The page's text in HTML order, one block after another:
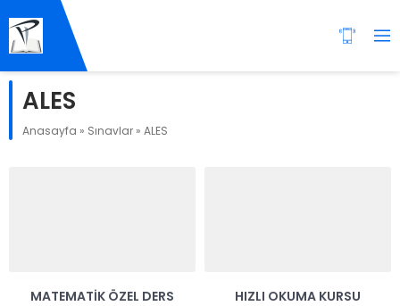
ALES
Anasayfa » Sınavlar » ALES
MATEMATIK ÖZEL DERS
HIZLI OKUMA KURSU